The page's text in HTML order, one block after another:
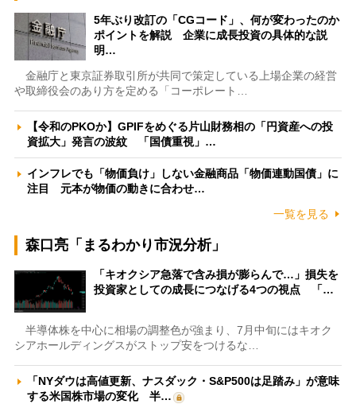
5年ぶり改訂の「CGコード」、何が変わったのか
ポイントを解説 企業に成長投資の具体的な説
明…
金融庁と東京証券取引所が共同で策定している上場企業の経営
や取締役会のあり方を定める「コーポレート…
【令和のPKOか】GPIFをめぐる片山財務相の「円資産への投
資拡大」発言の波紋 「国債重視」…
インフレでも「物価負け」しない金融商品「物価連動国債」に
注目 元本が物価の動きに合わせ…
一覧を見る
森口亮「まるわかり市況分析」
「キオクシア急落で含み損が膨らんで…」損失を
投資家としての成長につなげる4つの視点 「…
半導体株を中心に相場の調整色が強まり、7月中旬にはキオク
シアホールディングスがストップ安をつけるな…
「NYダウは高値更新、ナスダック・S&P500は足踏み」が意味
する米国株市場の変化 半…